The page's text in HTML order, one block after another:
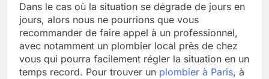
Dans le cas où la situation se dégrade de jours en
jours, alors nous ne pourrions que vous
recommander de faire appel à un professionnel,
avec notamment un plombier local près de chez
vous qui pourra facilement régler la situation en un
temps record. Pour trouver un plombier à Paris, à